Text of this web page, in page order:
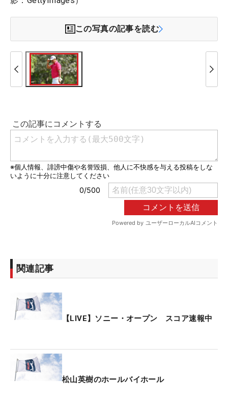
この写真の記事を読む
関連記事
【LIVE】ソニー・オープン スコア速報中
松山英樹のホールバイホール